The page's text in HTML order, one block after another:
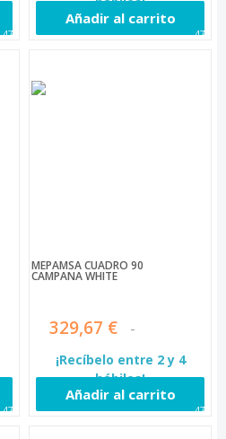
473
Añadir al carrito
474
475
MEPAMSA CUADRO 90
CAMPANA WHITE
329,67 €
¡Recíbelo entre 2 y 4
hábiles!
Añadir al carrito
476